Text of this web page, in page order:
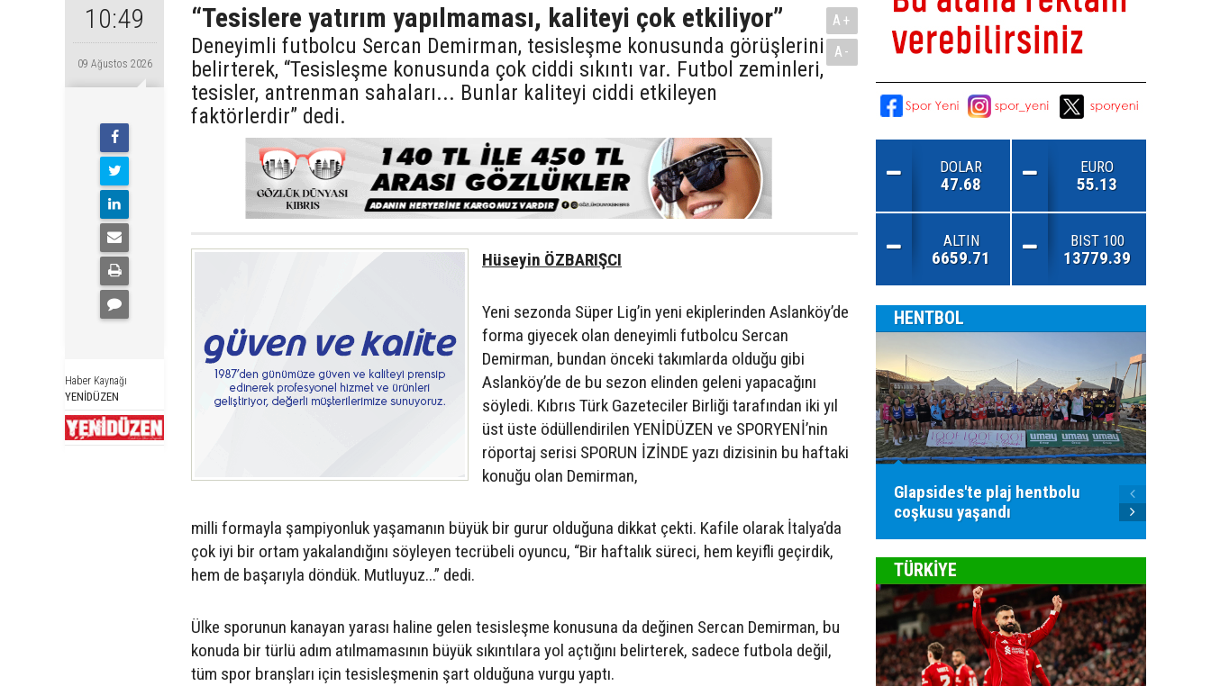
10:49
09 Ağustos 2026
Haber Kaynağı
YENİDÜZEN
“Tesislere yatırım yapılmaması, kaliteyi çok etkiliyor”
Deneyimli futbolcu Sercan Demirman, tesisleşme konusunda görüşlerini
belirterek, “Tesisleşme konusunda çok ciddi sıkıntı var. Futbol zeminleri,
tesisler, antrenman sahaları... Bunlar kaliteyi ciddi etkileyen
faktörlerdir” dedi.
A+
A-
Hüseyin ÖZBARIŞCI
Yeni sezonda Süper Lig’in yeni ekiplerinden Aslanköy’de
forma giyecek olan deneyimli futbolcu Sercan
Demirman, bundan önceki takımlarda olduğu gibi
Aslanköy’de de bu sezon elinden geleni yapacağını
söyledi. Kıbrıs Türk Gazeteciler Birliği tarafından iki yıl
üst üste ödüllendirilen YENİDÜZEN ve SPORYENİ’nin
röportaj serisi SPORUN İZİNDE yazı dizisinin bu haftaki
konuğu olan Demirman,
milli formayla şampiyonluk yaşamanın büyük bir gurur olduğuna dikkat çekti. Kafile olarak İtalya’da
çok iyi bir ortam yakalandığını söyleyen tecrübeli oyuncu, “Bir haftalık süreci, hem keyifli geçirdik,
hem de başarıyla döndük. Mutluyuz...” dedi.
Ülke sporunun kanayan yarası haline gelen tesisleşme konusuna da değinen Sercan Demirman, bu
konuda bir türlü adım atılmamasının büyük sıkıntılara yol açtığını belirterek, sadece futbola değil,
tüm spor branşları için tesisleşmenin şart olduğuna vurgu yaptı.
DOLAR
47.68
EURO
55.13
ALTIN
6659.71
BIST 100
13779.39
HENTBOL
Glapsides'te plaj hentbolu
coşkusu yaşandı
TÜRKİYE